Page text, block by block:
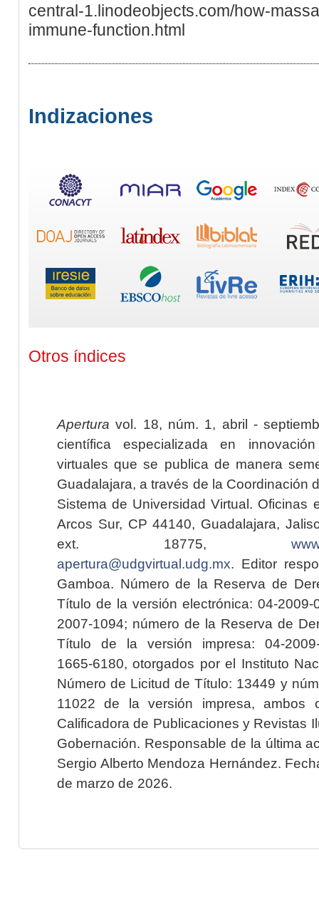
central-1.linodeobjects.com/how-
immune-function.html
Indizaciones
Otros índices
Apertura vol. 18, núm. 1, abril -
científica especializada en
virtuales que se publica de manera
Guadalajara, a través de la Coordinación
Sistema de Universidad Virtual. Oficinas
Arcos Sur, CP 44140, Guadalajara,
ext. 18775,
apertura@udgvirtual.udg.mx. Editor
Gamboa. Número de la Reserva de
Título de la versión electrónica: 04-2009-
2007-1094; número de la Reserva de
Título de la versión impresa: 04-2009-
1665-6180, otorgados por el Instituto
Número de Licitud de Título: 13449 y
11022 de la versión impresa, ambos
Calificadora de Publicaciones y Revistas
Gobernación. Responsable de la última
Sergio Alberto Mendoza Hernández.
de marzo de 2026.